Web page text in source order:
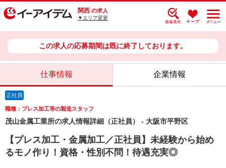
関西 の求人
▼エリア変更
この求人の応募期間は既に終了しております。
仕事情報 企業情報
正社員
職種：プレス加工等の製造スタッフ
茂山金属工業所の求人情報詳細（正社員） - 大阪市平野区
【プレス加工・金属加工／正社員】未経験から始め
るモノ作り！資格・性別不問！待遇充実◎